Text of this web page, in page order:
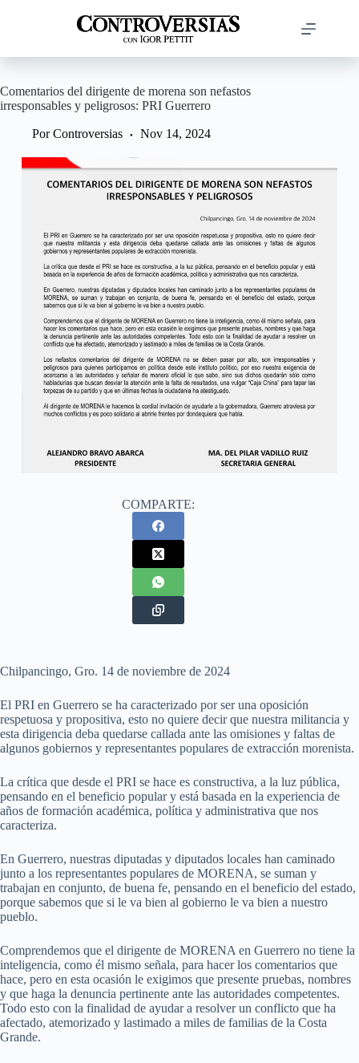
Comentarios del dirigente de morena son nefastos
irresponsables y peligrosos: PRI Guerrero
Por Controversias Nov 14, 2024
COMPARTE:
Chilpancingo, Gro. 14 de noviembre de 2024
El PRI en Guerrero se ha caracterizado por ser una oposición
respetuosa y propositiva, esto no quiere decir que nuestra militancia y
esta dirigencia deba quedarse callada ante las omisiones y faltas de
algunos gobiernos y representantes populares de extracción morenista.
La crítica que desde el PRI se hace es constructiva, a la luz pública,
pensando en el beneficio popular y está basada en la experiencia de
años de formación académica, política y administrativa que nos
caracteriza.
En Guerrero, nuestras diputadas y diputados locales han caminado
junto a los representantes populares de MORENA, se suman y
trabajan en conjunto, de buena fe, pensando en el beneficio del estado,
porque sabemos que si le va bien al gobierno le va bien a nuestro
pueblo.
Comprendemos que el dirigente de MORENA en Guerrero no tiene la
inteligencia, como él mismo señala, para hacer los comentarios que
hace, pero en esta ocasión le exigimos que presente pruebas, nombres
y que haga la denuncia pertinente ante las autoridades competentes.
Todo esto con la finalidad de ayudar a resolver un conflicto que ha
afectado, atemorizado y lastimado a miles de familias de la Costa
Grande.